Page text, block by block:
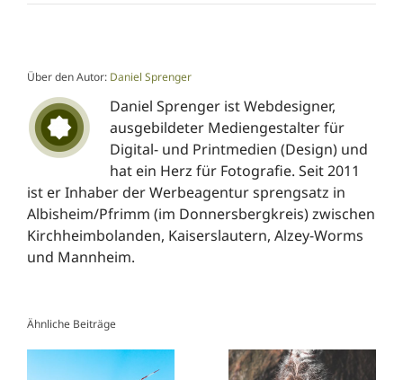
Über den Autor: Daniel Sprenger
Daniel Sprenger ist Webdesigner,
ausgebildeter Mediengestalter für
Digital- und Printmedien (Design) und
hat ein Herz für Fotografie. Seit 2011
ist er Inhaber der Werbeagentur sprengsatz in
Albisheim/Pfrimm (im Donnersbergkreis) zwischen
Kirchheimbolanden, Kaiserslautern, Alzey-Worms
und Mannheim.
Ähnliche Beiträge